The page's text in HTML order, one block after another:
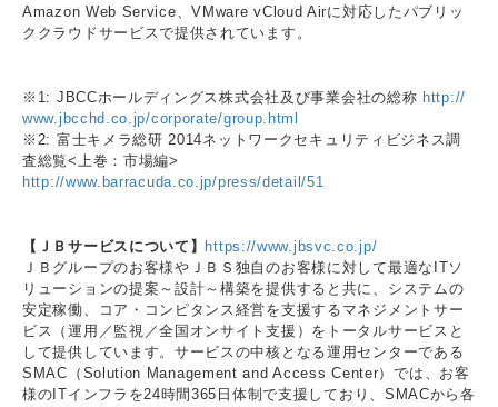
Amazon Web Service、VMware vCloud Airに対応したパブリッ
ククラウドサービスで提供されています。
※1: JBCCホールディングス株式会社及び事業会社の総称 http://
www.jbcchd.co.jp/corporate/group.html
※2: 富士キメラ総研 2014ネットワークセキュリティビジネス調
査総覧<上巻：市場編>
http://www.barracuda.co.jp/press/detail/51
【ＪＢサービスについて】
https://www.jbsvc.co.jp/
ＪＢグループのお客様やＪＢＳ独自のお客様に対して最適なITソ
リューションの提案～設計～構築を提供すると共に、システムの
安定稼働、コア・コンピタンス経営を支援するマネジメントサー
ビス（運用／監視／全国オンサイト支援）をトータルサービスと
して提供しています。サービスの中核となる運用センターである
SMAC（Solution Management and Access Center）では、お客
様のITインフラを24時間365日体制で支援しており、SMACから各